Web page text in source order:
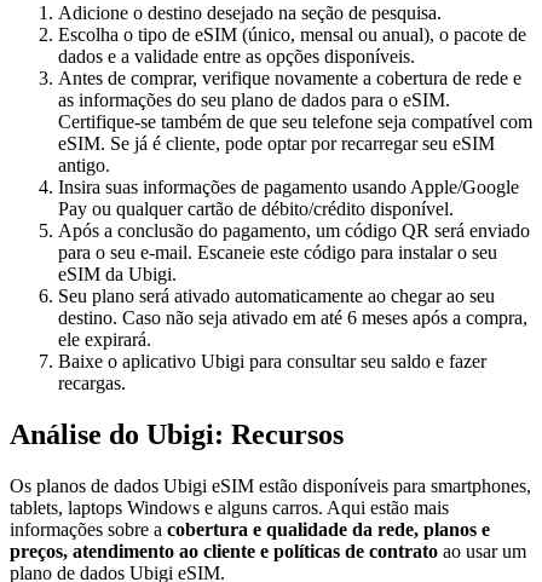
Adicione o destino desejado na seção de pesquisa.
Escolha o tipo de eSIM (único, mensal ou anual), o pacote de
dados e a validade entre as opções disponíveis.
Antes de comprar, verifique novamente a cobertura de rede e
as informações do seu plano de dados para o eSIM.
Certifique-se também de que seu telefone seja compatível com
eSIM. Se já é cliente, pode optar por recarregar seu eSIM
antigo.
Insira suas informações de pagamento usando Apple/Google
Pay ou qualquer cartão de débito/crédito disponível.
Após a conclusão do pagamento, um código QR será enviado
para o seu e-mail. Escaneie este código para instalar o seu
eSIM da Ubigi.
Seu plano será ativado automaticamente ao chegar ao seu
destino. Caso não seja ativado em até 6 meses após a compra,
ele expirará.
Baixe o aplicativo Ubigi para consultar seu saldo e fazer
recargas.
Análise do Ubigi: Recursos
Os planos de dados Ubigi eSIM estão disponíveis para smartphones,
tablets, laptops Windows e alguns carros. Aqui estão mais
informações sobre a cobertura e qualidade da rede, planos e
preços, atendimento ao cliente e políticas de contrato ao usar um
plano de dados Ubigi eSIM.